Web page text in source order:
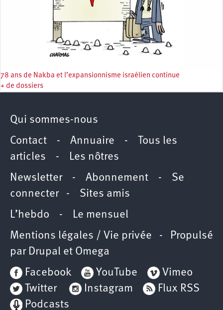
78 ans de Nakba et l’expansionnisme israélien continue
+ de dossiers
Qui sommes-nous
Contact - Annuaire -
Tous les
articles - Les nôtres
Newsletter- Abonnement - Se
connecter- Sites amis
L’hebdo - Le mensuel
Mentions légales / Vie privée - Propulsé
par Drupal et Omega
Facebook
YouTube
Vimeo
Twitter
Instagram
Flux RSS
Podcasts